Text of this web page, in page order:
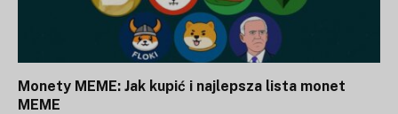
Monety MEME: Jak kupić i najlepsza lista monet
MEME